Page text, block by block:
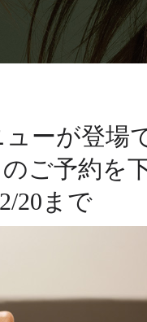
ーが登場
ご予約を
20まで